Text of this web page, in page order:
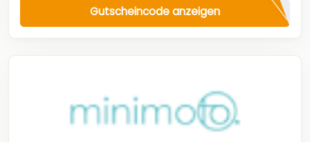
Gutscheincode anzeigen